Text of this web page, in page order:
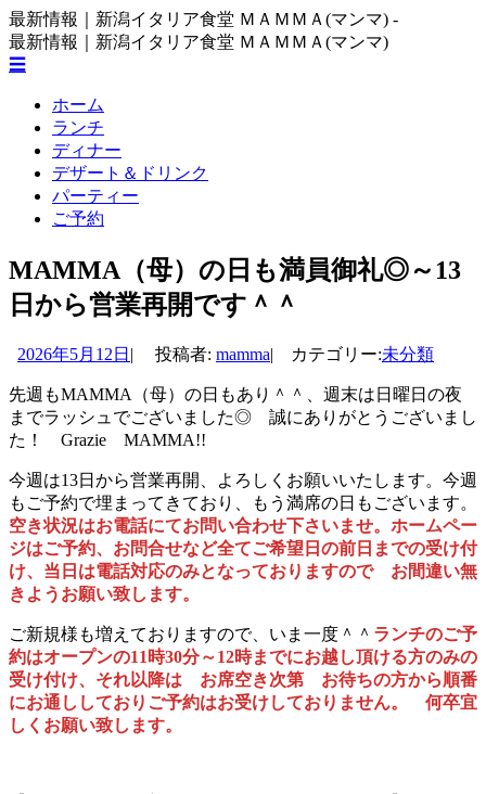
コ
ン
テ
最新情報｜新潟イタリア食堂 ＭＡＭＭＡ(マンマ) -
最新情報｜新潟イタリア食堂 ＭＡＭＭＡ(マンマ)
☰
ッ
プ
ホーム
ランチ
ディナー
デザート＆ドリンク
パーティー
ご予約
MAMMA（母）の日も満員御礼◎～13
日から営業再開です＾＾
2026年5月12日 | 投稿者: mamma| カテゴリー:未分類
先週もMAMMA（母）の日もあり＾＾、週末は日曜日の夜
までラッシュでございました◎ 誠にありがとうございまし
た！ Grazie MAMMA!!
今週は13日から営業再開、よろしくお願いいたします。今週
もご予約で埋まってきており、もう満席の日もございます。
空き状況はお電話にてお問い合わせ下さいませ。ホームペー
ジはご予約、お問合せなど全てご希望日の前日までの受け付
け、当日は電話対応のみとなっておりますので お間違い無
きようお願い致します。
ご新規様も増えておりますので、いま一度＾＾ ランチのご予
約はオープンの11時30分～12時までにお越し頂ける方のみの
受け付け、それ以降は お席空き次第 お待ちの方から順番
にお通ししておりご予約はお受けしておりません。 何卒宜
しくお願い致します。